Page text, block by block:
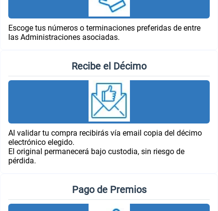
Escoge tus números o terminaciones preferidas de entre
las Administraciones asociadas.
Recibe el Décimo
Al validar tu compra recibirás vía email copia del décimo
electrónico elegido.
El original permanecerá bajo custodia, sin riesgo de
pérdida.
Pago de Premios